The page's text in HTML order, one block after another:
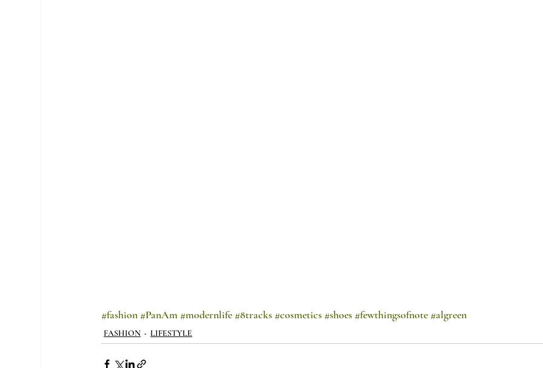
#fashion #PanAm #modernlife #8tracks #cosmetics #shoes #fewthingsofnote #algreen
FASHION LIFESTYLE